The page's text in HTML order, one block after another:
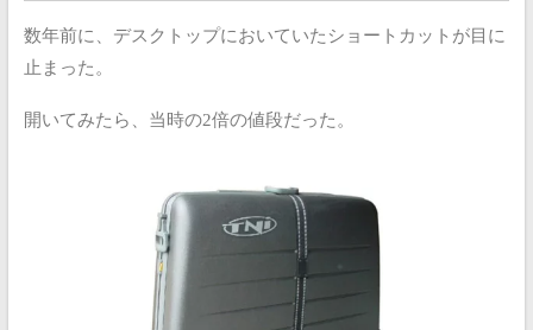
数年前に、デスクトップにおいていたショートカットが目に
止まった。
開いてみたら、当時の2倍の値段だった。